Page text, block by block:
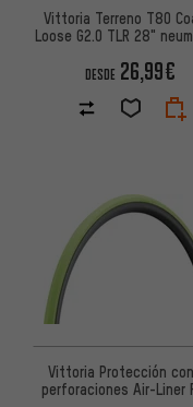
Vittoria Terreno T80
Loose G2.0 TLR 28"
DESDE 26,99€
Vittoria Protección
perforaciones Air-Liner